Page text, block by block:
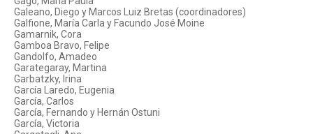
Galeano, Diego y Marcos Luiz Bretas (coordinadores)
Galfione, María Carla y Facundo José Moine
Gamarnik, Cora
Gamboa Bravo, Felipe
Gandolfo, Amadeo
Garategaray, Martina
Garbatzky, Irina
García Laredo, Eugenia
García, Carlos
García, Fernando y Hernán Ostuni
García, Victoria